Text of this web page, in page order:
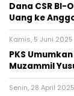
Dana CSR BI-
Uang ke
Kamis, 5 Juni 2025
PKS
Muzammil
Senin, 28 April